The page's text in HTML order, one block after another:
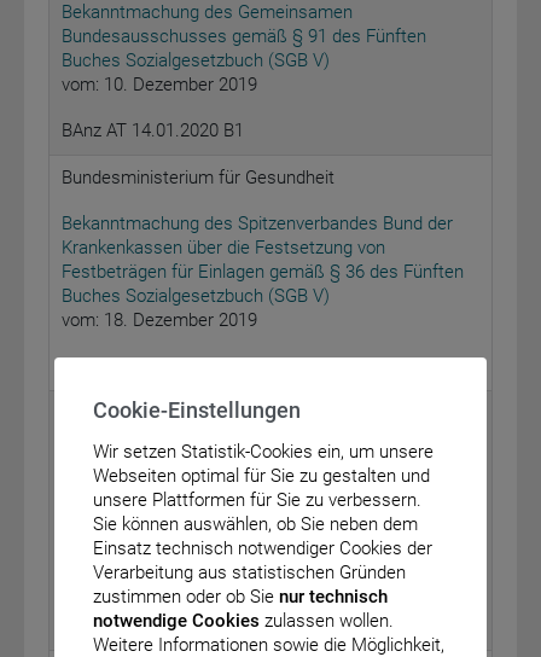
Bekanntmachung des Gemeinsamen
Bundesausschusses gemäß § 91 des Fünften
Buches Sozialgesetzbuch (SGB V)
vom: 10. Dezember 2019
BAnz AT 14.01.2020 B1
Bundesministerium für Gesundheit
Bekanntmachung des Spitzenverbandes Bund der
Krankenkassen über die Festsetzung von
Festbeträgen für Einlagen gemäß § 36 des Fünften
Buches Sozialgesetzbuch (SGB V)
vom: 18. Dezember 2019
Bundesministerium für Gesundheit
Bekanntmachung des Spitzenverbandes Bund der
Krankenkassen über die Festsetzung von
Festbeträgen für Hilfsmittel zur
Kompressionstherapie gemäß § 36 des Fünften
Buches Sozialgesetzbuch (SGB V)
vom: 18. Dezember 2019
BAnz AT 14.01.2020 B3
Cookie-Einstellungen
Wir setzen Statistik-Cookies ein, um unsere
Webseiten optimal für Sie zu gestalten und
unsere Plattformen für Sie zu verbessern.
Sie können auswählen, ob Sie neben dem
Einsatz technisch notwendiger Cookies der
Verarbeitung aus statistischen Gründen
zustimmen oder ob Sie nur technisch
notwendige Cookies zulassen wollen.
Weitere Informationen sowie die Möglichkeit,